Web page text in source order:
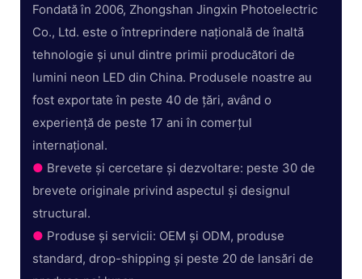
Fondată în 2006, Zhongshan Jingxin Photoelectric
Co., Ltd. este o întreprindere națională de înaltă
tehnologie și unul dintre primii producători de
lumini neon LED din China. Produsele noastre au
fost exportate în peste 40 de țări, având o
experiență de peste 17 ani în comerțul
internațional.
● Brevete și cercetare și dezvoltare: peste 30 de
brevete originale privind aspectul și designul
structural.
● Produse și servicii: OEM și ODM, produse
standard, drop-shipping și peste 20 de lansări de